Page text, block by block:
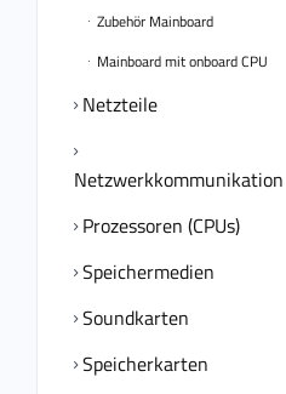
Zubehör Mainboard
Mainboard mit onboard CPU
Netzteile
Netzwerkkommunikation
Prozessoren (CPUs)
Speichermedien
Soundkarten
Speicherkarten